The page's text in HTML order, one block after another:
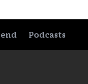
Podcasts